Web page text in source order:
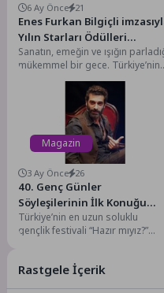
6 Ay Önce 21
Enes Furkan Bilgiçli
Yılın Starları Ödülleri
sahiplerine kavuştu
Sanatın, emeğin ve ışığın
mükemmel bir gece. Türkiye’nin
en dikkat çekici ödül
törenlerinden biri...
Magazin
3 Ay Önce 26
40. Genç Günler
Söyleşilerinin İlk Konuğu
İlker Kaleli’ydi
Türkiye’nin en uzun soluklu
gençlik festivali “Hazır mıyız?”
Rastgele İçerik